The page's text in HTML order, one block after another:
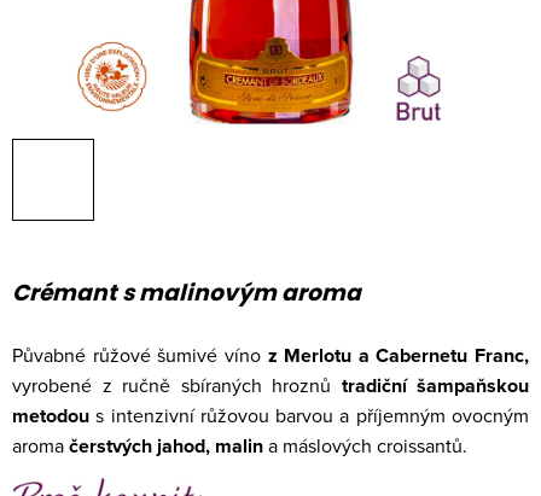
Crémant s malinovým aroma
Půvabné růžové šumivé víno z Merlotu a Cabernetu Franc,
vyrobené z ručně sbíraných hroznů tradiční šampaňskou
metodous intenzivní růžovou barvou a příjemným ovocným
aromačerstvých jahod, malina máslových croissantů.